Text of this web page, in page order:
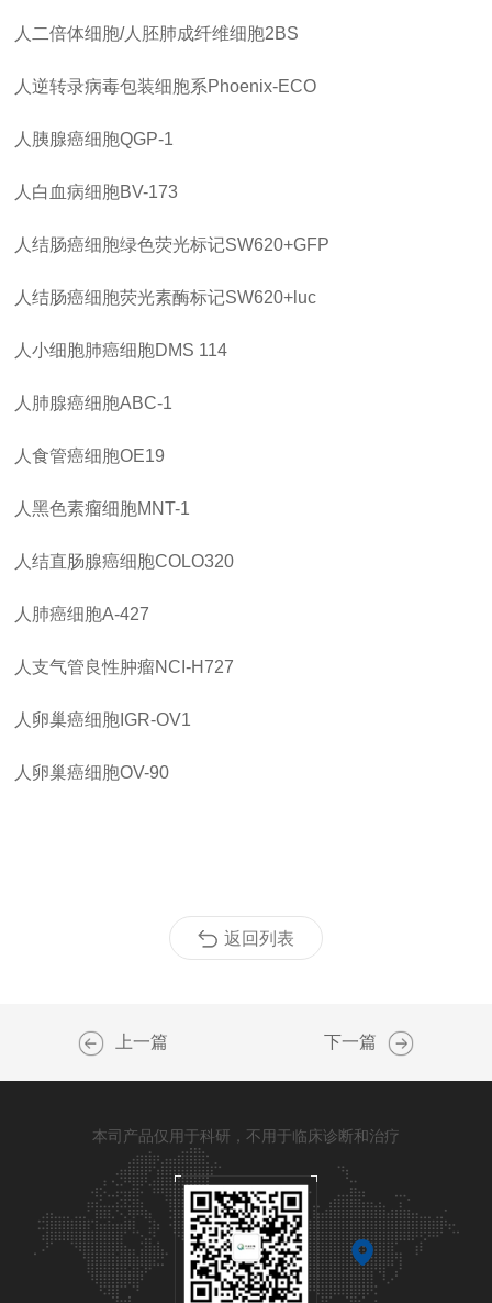
人二倍体细胞/人胚肺成纤维细胞2BS
人逆转录病毒包装细胞系Phoenix-ECO
人胰腺癌细胞QGP-1
人白血病细胞BV-173
人结肠癌细胞绿色荧光标记SW620+GFP
人结肠癌细胞荧光素酶标记SW620+luc
人小细胞肺癌细胞DMS 114
人肺腺癌细胞ABC-1
人食管癌细胞OE19
人黑色素瘤细胞MNT-1
人结直肠腺癌细胞COLO320
人肺癌细胞A-427
人支气管良性肿瘤NCI-H727
人卵巢癌细胞 IGR-OV1
人卵巢癌细胞OV-90
返回列表
上一篇 下一篇
本司产品仅用于科研，不用于临床诊断和治疗